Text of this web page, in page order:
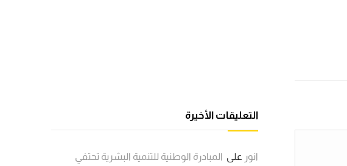
التعليقات الأخيرة
انور على المبادرة الوطنية للتنمية البشرية تحتفي